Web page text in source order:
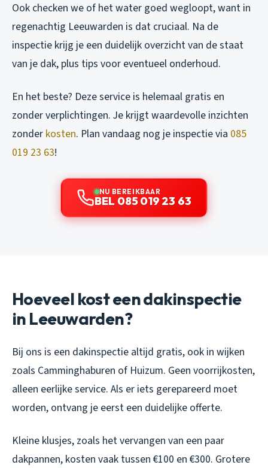
Ook checken we of het water goed wegloopt, want in
regenachtig Leeuwarden is dat cruciaal. Na de
inspectie krijg je een duidelijk overzicht van de staat
van je dak, plus tips voor eventueel onderhoud.
En het beste? Deze service is helemaal gratis en
zonder verplichtingen. Je krijgt waardevolle inzichten
zonder kosten. Plan vandaag nog je inspectie via 085
019 23 63!
NU BEREIKBAAR
BEL 085 019 23 63
Hoeveel kost een dakinspectie
in Leeuwarden?
Bij ons is een dakinspectie altijd gratis, ook in wijken
zoals Camminghaburen of Huizum. Geen voorrijkosten,
alleen eerlijke service. Als er iets gerepareerd moet
worden, ontvang je eerst een duidelijke offerte.
Kleine klusjes, zoals het vervangen van een paar
dakpannen, kosten vaak tussen €100 en €300. Grotere